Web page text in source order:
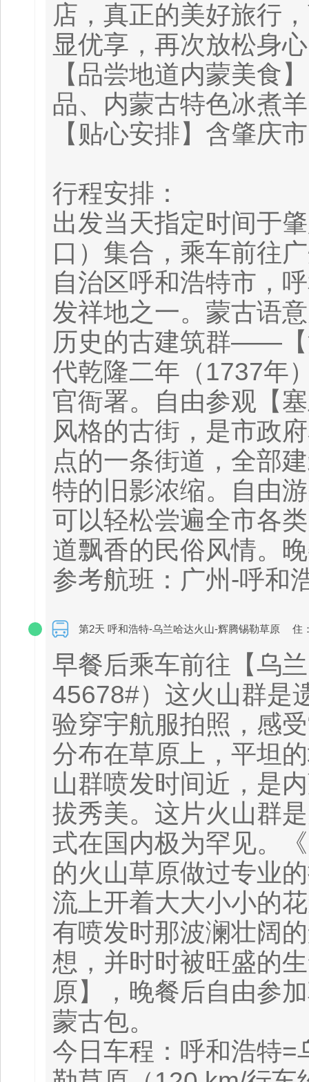
店，真正的美好旅行
显优享，再次放松身
【品尝地道内蒙美食
品、内蒙古特色冰煮
【贴心安排】含肇庆
行程安排：
出发当天指定时间于
口）集合，乘车前往
自治区呼和浩特市，
发祥地之一。蒙古语
历史的古建筑群——【
代乾隆二年（1737年
官衙署。自由参观【
风格的古街，是市政
点的一条街道，全部
特的旧影浓缩。自由
可以轻松尝遍全市各
道飘香的民俗风情。
参考航班：广州-呼和
第2天 呼和浩特-乌兰哈达火山-辉腾锡勒草原 住
早餐后乘车前往【乌
45678#）这火山群是
验穿宇航服拍照，感
分布在草原上，平坦
山群喷发时间近，是
拔秀美。这片火山群
式在国内极为罕见。
的火山草原做过专业
流上开着大大小小的
有喷发时那波澜壮阔
想，并时时被旺盛的
原】，晚餐后自由参
蒙古包。
今日车程：呼和浩特